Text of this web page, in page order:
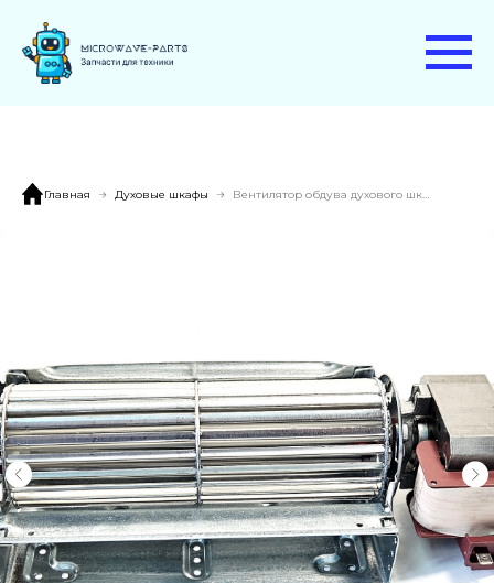
Главная Духовые шкафы